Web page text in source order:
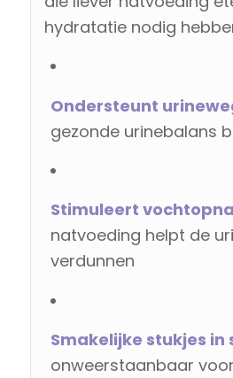
hydratatie nodig
Ondersteunt
gezonde urinebalans
Stimuleert
natvoeding helpt de
verdunnen
Smakelijke stukjes in
onweerstaanbaar